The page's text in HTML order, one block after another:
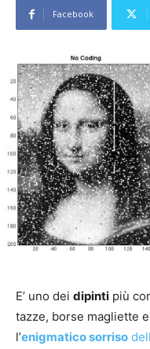
Facebook
E’ uno dei dipinti più
tazze, borse magliette
l’enigmatico sorriso